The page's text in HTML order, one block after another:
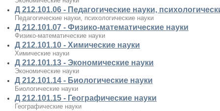
Д 212.101.06 - Педагогические науки,
Педагогические науки, психологические науки
Д 212.101.07 - Физико-математические науки
Физико-математические науки
Д 212.101.10 - Химические науки
Химические науки
Д 212.101.13 - Экономические науки
Экономические науки
Д 212.101.14 - Биологические науки
Биологические науки
Д 212.101.15 - Географические науки
Географические науки